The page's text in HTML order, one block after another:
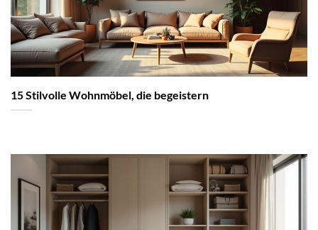
15 Stilvolle Wohnmöbel, die begeistern